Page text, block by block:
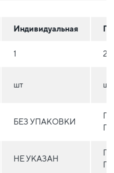
Индивидуальная
1 20
шт шт
БЕЗ УПАКОВКИ
НЕ УКАЗАН